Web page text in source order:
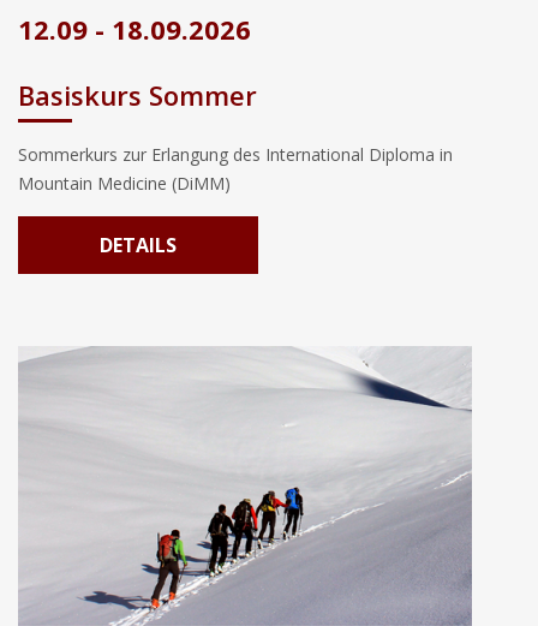
12.09 - 18.09.2026
Basiskurs Sommer
Sommerkurs zur Erlangung des International Diploma in
Mountain Medicine (DiMM)
DETAILS